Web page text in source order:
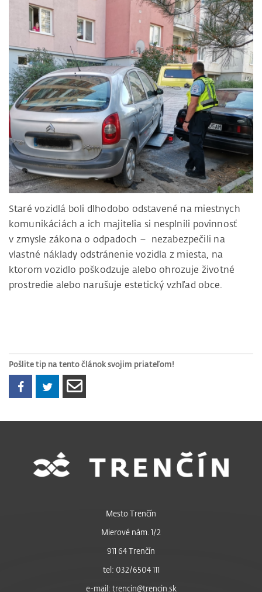
Staré vozidlá boli dlhodobo odstavené na miestnych
komunikáciách a ich majitelia si nesplnili povinnosť
v zmysle zákona o odpadoch – nezabezpečili na
vlastné náklady odstránenie vozidla z miesta, na
ktorom vozidlo poškodzuje alebo ohrozuje životné
prostredie alebo narušuje estetický vzhľad obce.
Pošlite tip na tento článok svojim priateľom!
Mesto Trenčín
Mierové nám. 1/2
911 64 Trenčín
tel: 032/6504 111
e-mail: trencin@trencin.sk